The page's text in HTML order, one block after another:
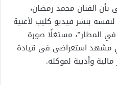
الفنان محمد رمضان،
بنشر فيديو كليب لأغنية
المطار”، مستغلًا صورة
مشهد استعراضى فى قيادة
وأدبية لموكله.